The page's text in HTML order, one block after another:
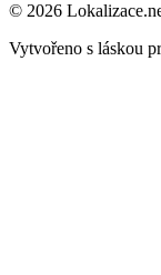
© 2026
Vytvořeno s láskou